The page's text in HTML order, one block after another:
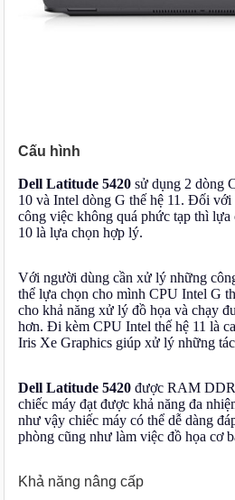
Cấu hình
Dell Latitude 5420 sử dụng 2 dòng
10 và Intel dòng G thế hệ 11. Đối
công việc không quá phức tạp thì
10 là lựa chọn hợp lý.
Với người dùng cần xử lý những
thể lựa chọn cho mình CPU Intel G
cho khả năng xử lý đồ họa và chạy
hơn. Đi kèm CPU Intel thế hệ 11 là
Iris Xe Graphics giúp xử lý những
Dell Latitude 5420 được RAM
chiếc máy đạt được khả năng đa
như vậy chiếc máy có thể dễ dàng
phòng cũng như làm việc đồ họa cơ
Khả năng nâng cấp